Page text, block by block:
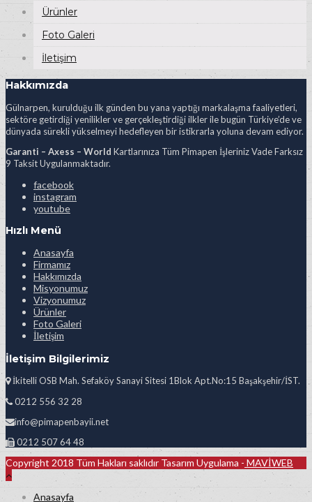
Ürünler
Foto Galeri
İletişim
Hakkımızda
Gülnarpen, kurulduğu ilk günden bu yana yaptığı markalaşma faaliyetleri,
sektöre getirdiği yenilikler ve gerçekleştirdiği ilkler ile bugün Türkiye’de ve
dünyada sürekli yükselmeyi hedefleyen bir istikrarla yoluna devam ediyor.
Garanti – Axess – World Kartlarınıza Tüm Pimapen İşleriniz Vade Farksız
9 Taksit Uygulanmaktadır.
facebook
instagram
youtube
Hızlı Menü
Anasayfa
Firmamız
Hakkımızda
Misyonumuz
Vizyonumuz
Ürünler
Foto Galeri
İletişim
İletişim Bilgilerimiz
İkitelli OSB Mah. Sefaköy Sanayi Sitesi 1Blok Apt.No:15 Başakşehir/İST.
0212 556 32 28
info@pimapenbayii.net
0212 507 64 48
Copyright 2018 Tüm Hakları saklıdır Tasarım Uygulama - MAVİWEB
Anasayfa